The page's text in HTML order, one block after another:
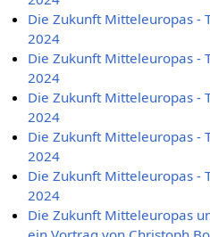
Die Zukunft Mitteleuropas -
2024
Die Zukunft Mitteleuropas -
2024
Die Zukunft Mitteleuropas -
2024
Die Zukunft Mitteleuropas -
2024
Die Zukunft Mitteleuropas -
2024
Die Zukunft Mitteleuropas